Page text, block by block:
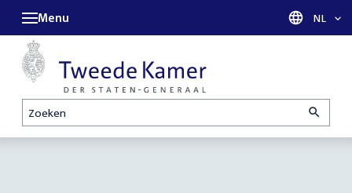
Zoeken
Menu Taal
NL